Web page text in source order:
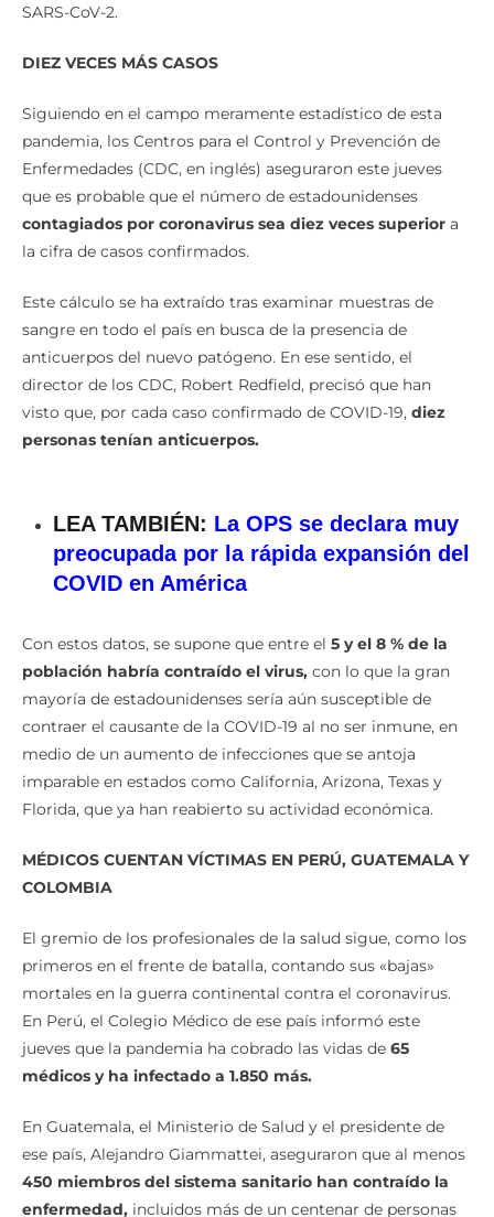
SARS-CoV-2.
DIEZ VECES MÁS CASOS
Siguiendo en el campo meramente estadístico de esta
pandemia, los Centros para el Control y Prevención de
Enfermedades (CDC, en inglés) aseguraron este jueves
que es probable que el número de estadounidenses
contagiados por coronavirus sea diez veces superior a
la cifra de casos confirmados.
Este cálculo se ha extraído tras examinar muestras de
sangre en todo el país en busca de la presencia de
anticuerpos del nuevo patógeno. En ese sentido, el
director de los CDC, Robert Redfield, precisó que han
visto que, por cada caso confirmado de COVID-19, diez
personas tenían anticuerpos.
LEA TAMBIÉN: La OPS se declara muy
preocupada por la rápida expansión del
COVID en América
Con estos datos, se supone que entre el 5 y el 8 % de la
población habría contraído el virus, con lo que la gran
mayoría de estadounidenses sería aún susceptible de
contraer el causante de la COVID-19 al no ser inmune, en
medio de un aumento de infecciones que se antoja
imparable en estados como California, Arizona, Texas y
Florida, que ya han reabierto su actividad económica.
MÉDICOS CUENTAN VÍCTIMAS EN PERÚ, GUATEMALA Y
COLOMBIA
El gremio de los profesionales de la salud sigue, como los
primeros en el frente de batalla, contando sus «bajas»
mortales en la guerra continental contra el coronavirus.
En Perú, el Colegio Médico de ese país informó este
jueves que la pandemia ha cobrado las vidas de 65
médicos y ha infectado a 1.850 más.
En Guatemala, el Ministerio de Salud y el presidente de
ese país, Alejandro Giammattei, aseguraron que al menos
450 miembros del sistema sanitario han contraído la
enfermedad, incluidos más de un centenar de personas